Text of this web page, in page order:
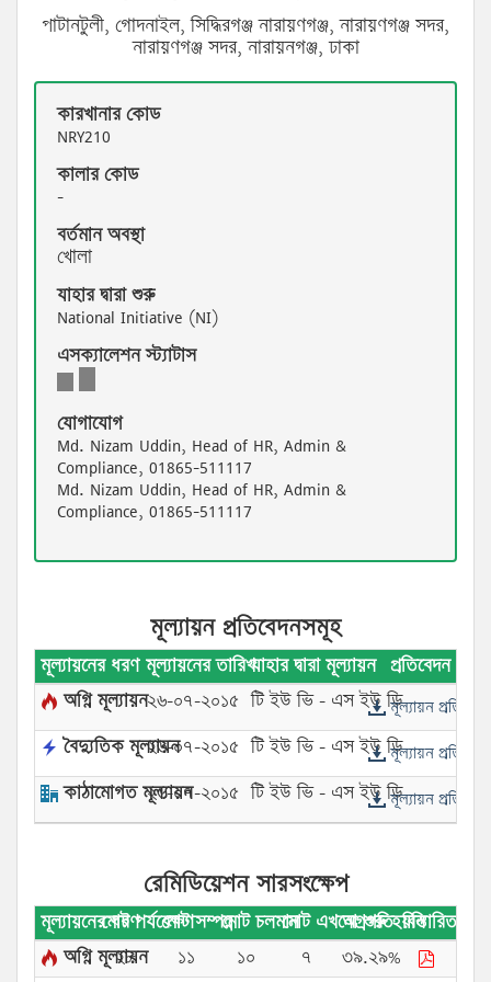
পাটানটুলী, গোদনাইল, সিদ্ধিরগঞ্জ নারায়ণগঞ্জ, নারায়ণগঞ্জ সদর,
নারায়ণগঞ্জ সদর, নারায়নগঞ্জ, ঢাকা
কারখানার কোড
NRY210
কালার কোড
-
বর্তমান অবস্থা
খোলা
যাহার দ্বারা শুরু
National Initiative (NI)
এসক্যালেশন স্ট্যাটাস
1
Status
2 3
যোগাযোগ
Md. Nizam Uddin, Head of HR, Admin &
Compliance, 01865-511117
Md. Nizam Uddin, Head of HR, Admin &
Compliance, 01865-511117
মূল্যায়ন প্রতিবেদনসমূহ
মূল্যায়নের ধরণ মূল্যায়নের তারিখযাহার দ্বারা মূল্যায়ন
প্রতিবেদন
অগ্নি মূল্যায়ন২৬-০৭-২০১৫ টি ইউ ভি - এস ইউ ডিমূল্যায়ন
বৈদ্যুতিক মূল্যায়ন২৬-০৭-২০১৫ টি ইউ ভি - এস ইউ ডিমূল্যায়ন
কাঠামোগত মূল্যায়ন২৬-০৭-২০১৫ টি ইউ ভি - এস ইউ ডিমূল্যায়ন
রেমিডিয়েশন সারসংক্ষেপ
মূল্যায়নের ধরণমোট পর্যবেক্ষণমোট সম্পন্নমোট চলমানমোট এখনো শুরু হয়নি
অগ্রগতি বিস্তারিত
অগ্নি মূল্যায়ন
২৮ ১১ ১০ ৭
৩৯.২৯%